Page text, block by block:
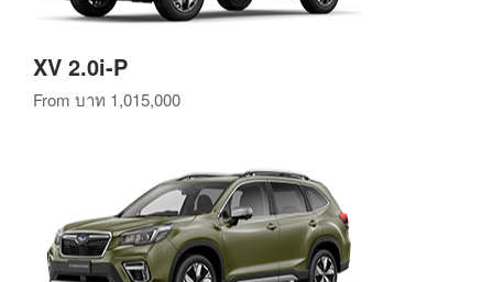
XV 2.0i-P
From บาท 1,015,000